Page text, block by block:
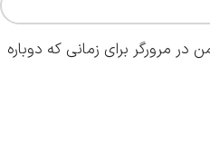
در مرورگر برای زمانی که دوباره